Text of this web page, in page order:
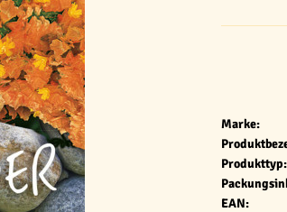
Marke:
Produkttyp:
EAN: